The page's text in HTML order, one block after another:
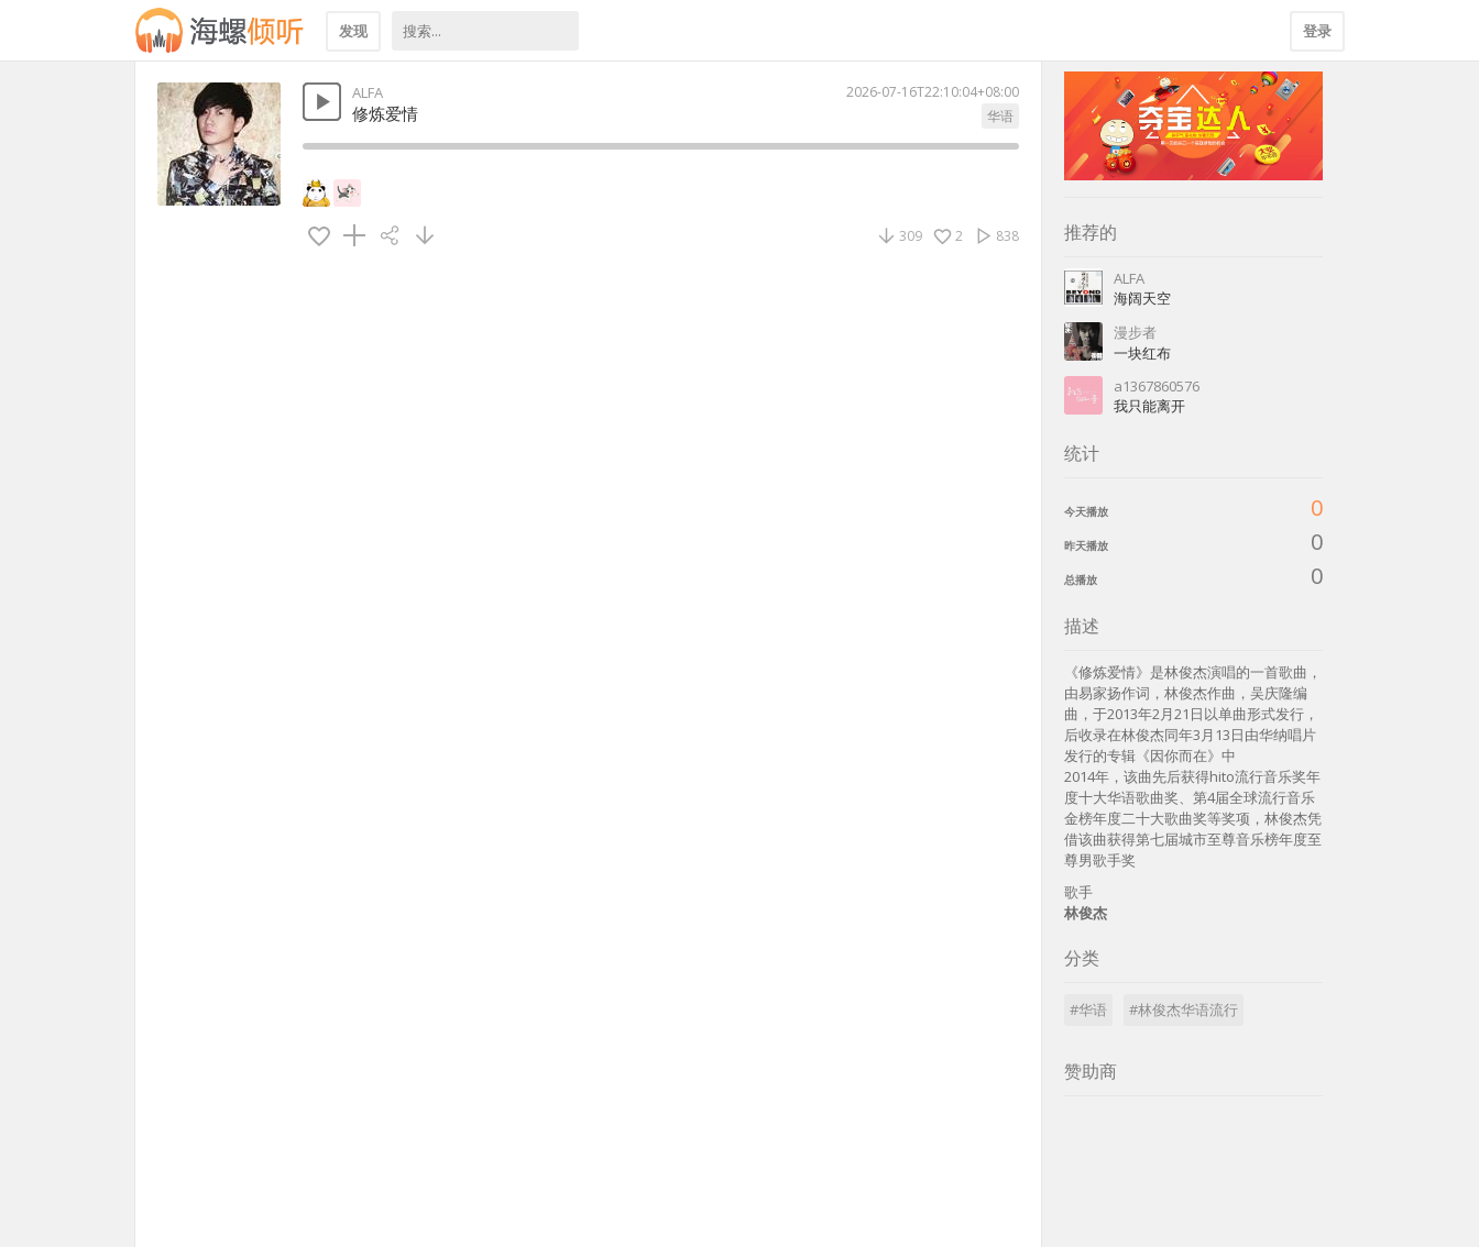
发现 登录
2026-07-16T22:10:04+08:00
ALFA
华语
修炼爱情
838
2
309 推荐的
ALFA
海阔天空
漫步者
一块红布
a1367860576
我只能离开
统计
今天播放 0
昨天播放 0
总播放 0
描述
《修炼爱情》是林俊杰演唱的一首歌曲，
由易家扬作词，林俊杰作曲，吴庆隆编
曲，于2013年2月21日以单曲形式发行，
后收录在林俊杰同年3月13日由华纳唱片
发行的专辑《因你而在》中
2014年，该曲先后获得hito流行音乐奖年
度十大华语歌曲奖、第4届全球流行音乐
金榜年度二十大歌曲奖等奖项，林俊杰凭
借该曲获得第七届城市至尊音乐榜年度至
尊男歌手奖
歌手
林俊杰
分类
#华语 #林俊杰华语流行
赞助商